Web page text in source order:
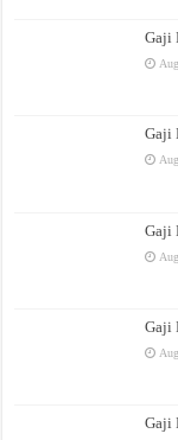
Gaji
Gaji
Gaji
Gaji
Gaji